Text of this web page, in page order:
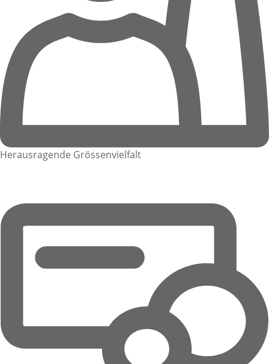
Herausragende Grössenvielfalt